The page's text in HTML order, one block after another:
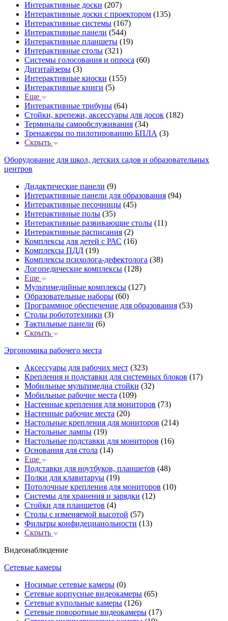
Интерактивные доски (207)
Интерактивные доски с проектором (135)
Интерактивные системы (167)
Интерактивные панели (544)
Интерактивные планшеты (19)
Интерактивные столы (321)
Системы голосования и опроса (60)
Дигитайзеры (3)
Интерактивные киоски (155)
Интерактивные книги (5)
Еще
Интерактивные трибуны (64)
Стойки, крепежи, аксессуары для досок (182)
Терминалы самообслуживания (34)
Тренажеры по пилотированию БПЛА (3)
Скрыть
Оборудование для школ, детских садов и образовательных
центров
Дидактические панели (9)
Интерактивные панели для образования (94)
Интерактивные песочницы (45)
Интерактивные полы (35)
Интерактивные развивающие столы (11)
Интерактивные расписания (2)
Комплексы для детей с РАС (16)
Комплексы ПДД (19)
Комплексы психолога-дефектолога (38)
Логопедические комплексы (128)
Еще
Мультимедийные комплексы (127)
Образовательные наборы (60)
Программное обеспечение для образования (53)
Столы робототехники (3)
Тактильные панели (6)
Скрыть
Эргономика рабочего места
Аксессуары для рабочих мест (323)
Крепления и подставки для системных блоков (17)
Мобильные мультимедиа стойки (32)
Мобильные рабочие места (109)
Настенные крепления для мониторов (73)
Настенные рабочие места (20)
Настольные крепления для мониторов (214)
Настольные лампы (19)
Настольные подставки для мониторов (16)
Основания для стола (14)
Еще
Подставки для ноутбуков, планшетов (48)
Полки для клавитаруы (19)
Потолочные крепления для мониторов (10)
Системы для хранения и зарядки (12)
Стойки для планшетов (4)
Столы с изменяемой высотой (57)
Фильтры конфидецианольности (13)
Скрыть
Видеонаблюдение
Сетевые камеры
Носимые сетевые камеры (0)
Сетевые корпусные видеокамеры (65)
Сетевые купольные камеры (126)
Сетевые поворотные видеокамеры (17)